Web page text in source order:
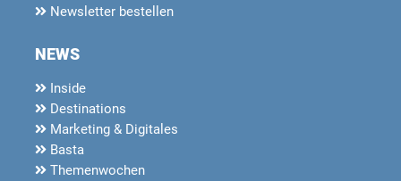
Newsletter bestellen
NEWS
Inside
Destinations
Marketing & Digitales
Basta
Themenwochen